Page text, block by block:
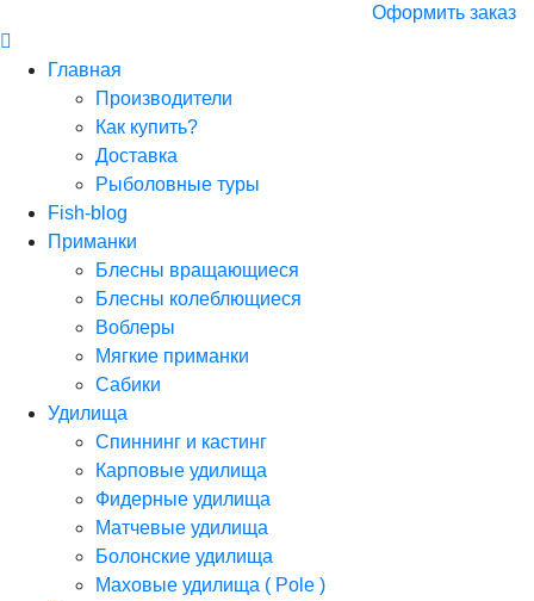
Оформить заказ
Главная
Производители
Как купить?
Доставка
Рыболовные туры
Fish-blog
Приманки
Блесны вращающиеся
Блесны колеблющиеся
Воблеры
Мягкие приманки
Сабики
Удилища
Спиннинг и кастинг
Карповые удилища
Фидерные удилища
Матчевые удилища
Болонские удилища
Маховые удилища ( Pole )